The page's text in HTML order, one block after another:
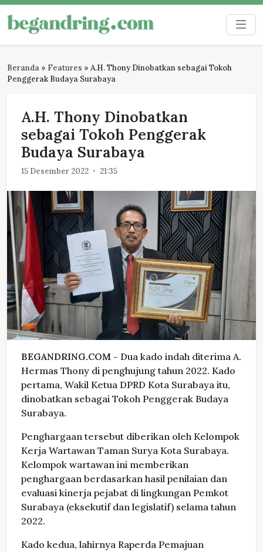
Skip
to
content
Begandring
Menjaga ingatan untuk masa depan
Beranda » Features » A.H. Thony Dinobatkan sebagai Tokoh
Penggerak Budaya Surabaya
A.H. Thony Dinobatkan
sebagai Tokoh Penggerak
Budaya Surabaya
15 Desember 2022 21:35
BEGANDRING.COM - Dua kado indah diterima A.
Hermas Thony di penghujung tahun 2022. Kado
pertama, Wakil Ketua DPRD Kota Surabaya itu,
dinobatkan sebagai Tokoh Penggerak Budaya
Surabaya.
Penghargaan tersebut diberikan oleh Kelompok
Kerja Wartawan Taman Surya Kota Surabaya.
Kelompok wartawan ini memberikan
penghargaan berdasarkan hasil penilaian dan
evaluasi kinerja pejabat di lingkungan Pemkot
Surabaya (eksekutif dan legislatif) selama tahun
2022.
Kado kedua, lahirnya Raperda Pemajuan